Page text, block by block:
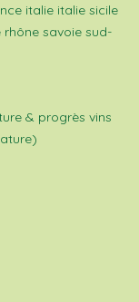
italie italie sicile
rhône savoie sud-
& progrès vins